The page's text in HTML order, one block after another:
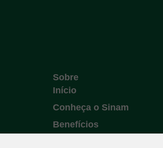
Sobre
Início
Conheça o Sinam
Benefícios